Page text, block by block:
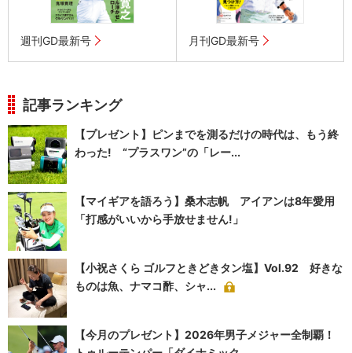
週刊GD最新号 月刊GD最新号
記事ランキング
【プレゼント】ピンまでを測るだけの時代は、もう終
わった! “プラスワン”の「レー...
【マイギアを語ろう】桑木志帆 アイアンは8年愛用
「打感がいいから手放せません!」
【小祝さくら ゴルフときどきタン塩】Vol.92 好きな
ものは魚、ナマコ酢、シャ...
【今月のプレゼント】2026年男子メジャー全制覇！